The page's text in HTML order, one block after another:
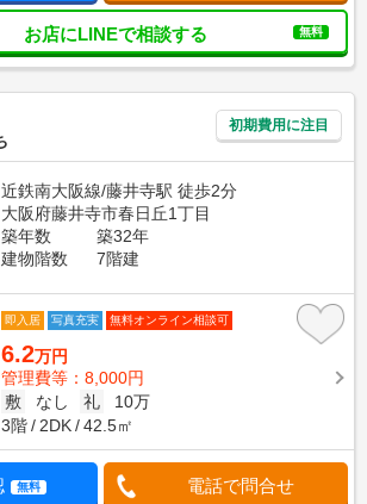
お店にLINEで相談する 無料
初期費用に注目
近鉄南大阪線/藤井寺駅 徒歩2分
大阪府藤井寺市春日丘1丁目
築年数
築32年
建物階数
7階建
即入居 写真充実 無料オンライン相談可
6.2万円
管理費等：8,000円
敷
なし 礼
10万
3階
2DK 42.5㎡
無料 電話で問合せ